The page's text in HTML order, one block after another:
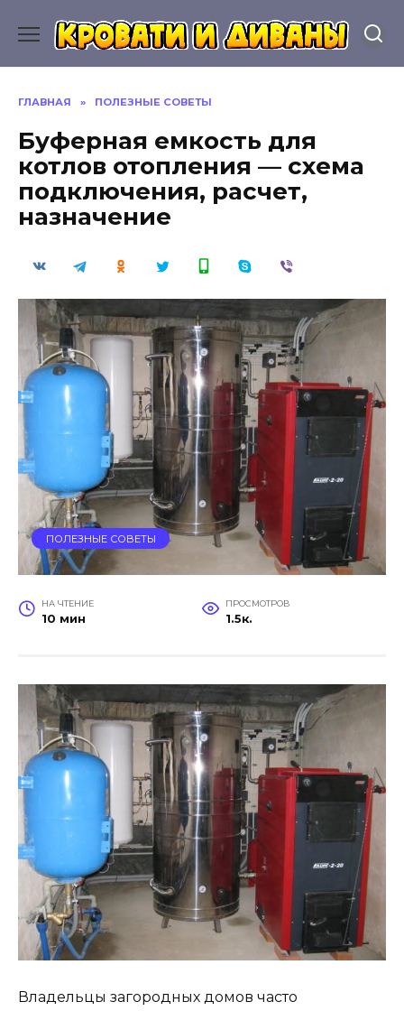
содержанию
ГЛАВНАЯ » ПОЛЕЗНЫЕ СОВЕТЫ
Буферная емкость для
котлов отопления — схема
подключения, расчет,
назначение
ПОЛЕЗНЫЕ СОВЕТЫ
НА ЧТЕНИЕ
10 мин
ПРОСМОТРОВ
1.5к.
Владельцы загородных домов часто